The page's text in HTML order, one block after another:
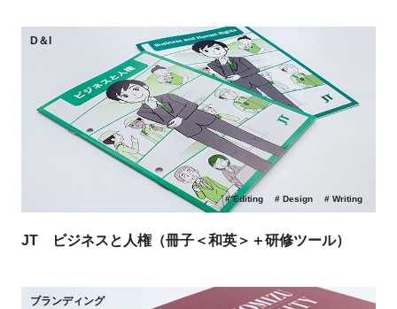
D＆I
Editing Design Writing
JT ビジネスと人権（冊子＜和英＞＋研修ツール）
ブランディング